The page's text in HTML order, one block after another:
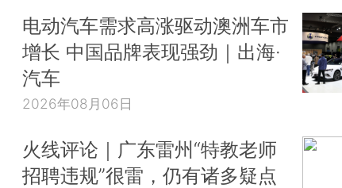
电动汽车需求高涨驱动澳洲车市
增长 中国品牌表现强劲｜出海·
汽车
2026年08月06日
火线评论｜广东雷州“特教老师
招聘违规”很雷，仍有诸多疑点